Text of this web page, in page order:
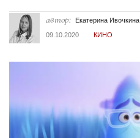
автор:
Екатерина Ивочкина
09.10.2020
КИНО